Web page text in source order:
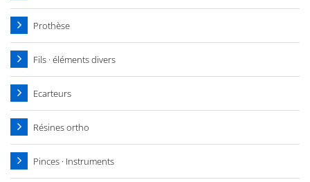
Prothèse
Fils · éléments divers
Ecarteurs
Résines ortho
Pinces · Instruments